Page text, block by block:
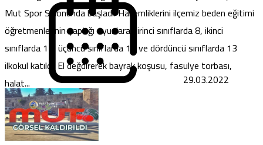
Mut Spor Salonunda başladı. Hakemliklerini ilçemiz beden eğitimi
öğretmenlerinin yaptığı oyunlara birinci sınıflarda 8, ikinci
sınıflarda 13, üçüncü sınıflarda 12 ve dördüncü sınıflarda 13
ilkokul katıldı. El değdirerek bayrak koşusu, fasulye torbası,
halat...
29.03.2022